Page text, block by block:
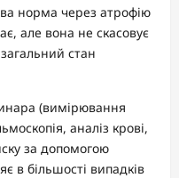
норма через атрофію
але вона не скасовує
стан
(вимірювання
аналіз крові,
за допомогою
в більшості випадків